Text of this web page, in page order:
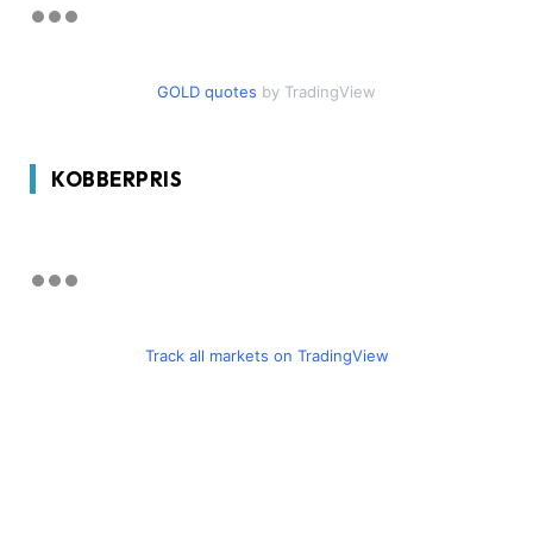
GOLD quotes by TradingView
KOBBERPRIS
Track all markets on TradingView